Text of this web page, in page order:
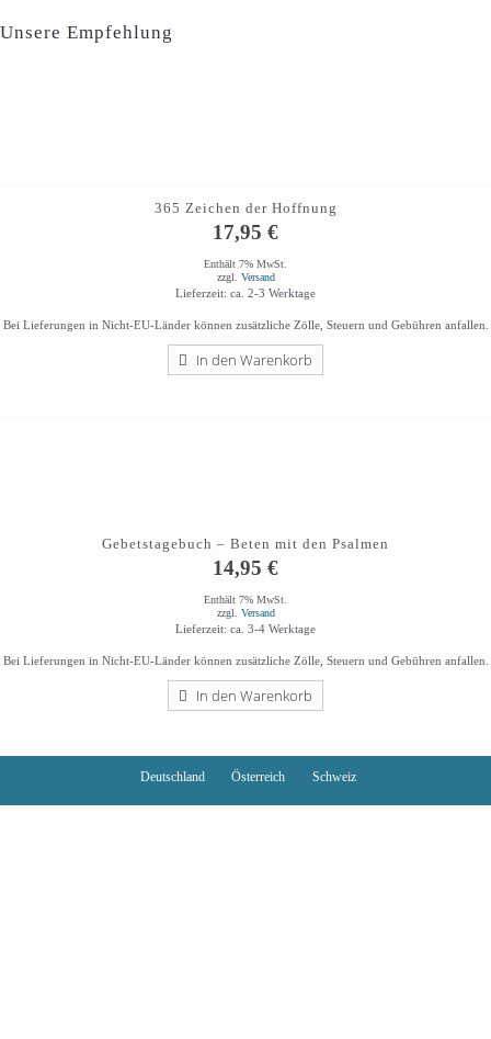
Unsere Empfehlung
365 Zeichen der Hoffnung
17,95 €
Enthält 7% MwSt.
zzgl. Versand
Lieferzeit: ca. 2-3 Werktage
Bei Lieferungen in Nicht-EU-Länder können zusätzliche Zölle, Steuern und Gebühren anfallen.
In den Warenkorb
Gebetstagebuch – Beten mit den Psalmen
14,95 €
Enthält 7% MwSt.
zzgl. Versand
Lieferzeit: ca. 3-4 Werktage
Bei Lieferungen in Nicht-EU-Länder können zusätzliche Zölle, Steuern und Gebühren anfallen.
In den Warenkorb
Deutschland Österreich Schweiz